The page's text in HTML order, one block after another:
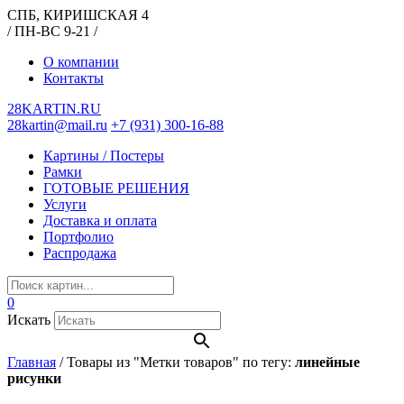
СПБ, КИРИШСКАЯ 4
/ ПН-ВС 9-21 /
О компании
Контакты
28KARTIN.RU
28kartin@mail.ru +7 (931) 300-16-88
Картины / Постеры
Рамки
ГОТОВЫЕ РЕШЕНИЯ
Услуги
Доставка и оплата
Портфолио
Распродажа
0
Искать
Главная /Товары из "Метки товаров" по тегу: линейные
рисунки